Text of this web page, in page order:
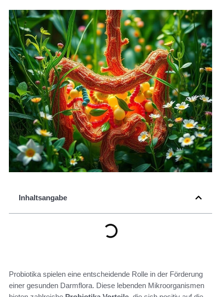
Inhaltsangabe
Probiotika spielen eine entscheidende Rolle in der Förderung
einer gesunden Darmflora. Diese lebenden Mikroorganismen